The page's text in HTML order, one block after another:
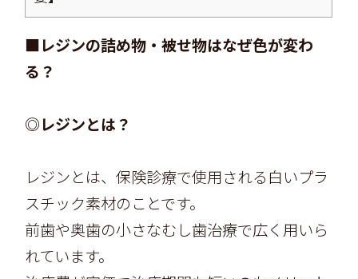
■レジンの詰め物・被せ物はなぜ色が変わ
る？
◎レジンとは？
レジンとは、保険診療で使用される白いプラ
スチック素材のことです。
前歯や奥歯の小さなむし歯治療で広く用いら
れています。